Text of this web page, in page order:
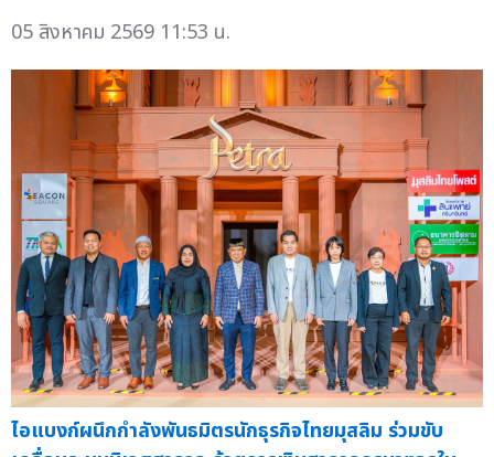
05 สิงหาคม 2569 11:53 น.
ไอแบงก์ผนึกกำลังพันธมิตรนักธุรกิจไทยมุสลิม ร่วมขับ